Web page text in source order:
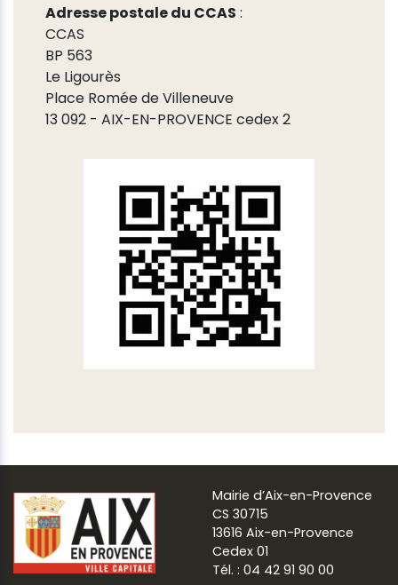
Adresse postale du CCAS :
CCAS
BP 563
Le Ligourès
Place Romée de Villeneuve
13 092 - AIX-EN-PROVENCE cedex 2
Mairie d’Aix-en-Provence
CS 30715
13616 Aix-en-Provence
Cedex 01
Tél. : 04 42 91 90 00